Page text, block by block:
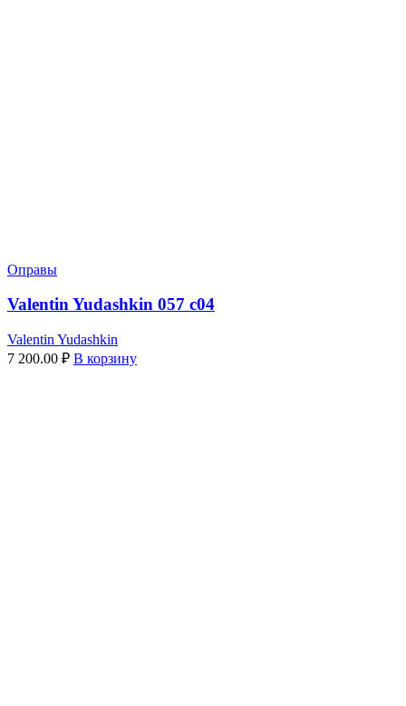
Оправы
Valentin Yudashkin 057 c04
Valentin Yudashkin
7 200.00 ₽ В корзину